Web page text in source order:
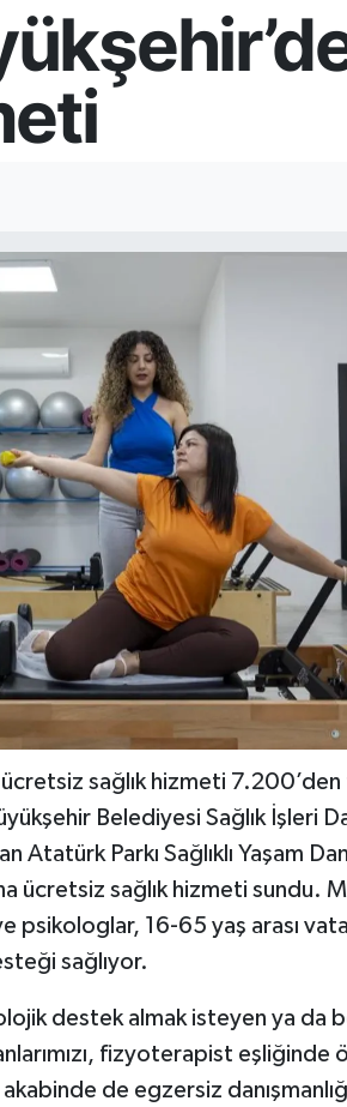
sağlık hizmeti 7.200’den
Belediyesi Sağlık İşleri
Atatürk Parkı Sağlıklı Yaşam
ücretsiz sağlık hizmeti sundu.
16-65 yaş arası
sağlıyor.
destek almak isteyen ya da
fizyoterapist eşliğinde
de egzersiz